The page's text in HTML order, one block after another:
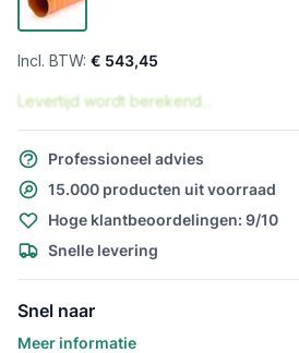
€ 543,45
Levertijd wordt berekend...
Professioneel advies
15.000 producten uit voorraad
Hoge klantbeoordelingen: 9/10
Snelle levering
Snel naar
Meer informatie